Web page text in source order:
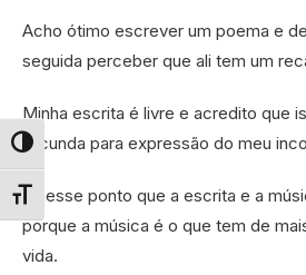
Alternar alto contraste
Alternar tamanho da fonte
Acho ótimo escrever um poema e
seguida perceber que ali tem um
Minha escrita é livre e acredito que
fecunda para expressão do meu
É nesse ponto que a escrita e a
porque a música é o que tem de
vida.